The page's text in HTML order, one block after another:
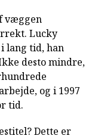
væggen
Lucky
lang tid, han
desto mindre,
og i 1997
tid.
Dette er